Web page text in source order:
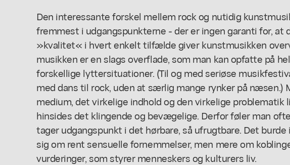
Den interessante forskel mellem rock og nutidig
fremmest i udgangspunkterne - der er ingen garanti for, at
»kvalitet« i hvert enkelt tilfælde giver kunstmusikken
musikken er en slags overflade, som man kan opfatte på
forskellige lyttersituationer. (Til og med seriøse
med dans til rock, uden at særlig mange rynker på næsen.)
medium, det virkelige indhold og den virkelige problematik
hinsides det klingende og bevægelige. Derfor føler man
tager udgangspunkt i det hørbare, så ufrugtbare. Det burde
sig om rent sensuelle fornemmelser, men mere om
vurderinger, som styrer menneskers og kulturers liv.